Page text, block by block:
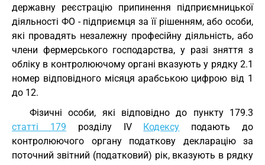
державну реєстрацію припинення підприємницької
діяльності ФО - підприємця за її рішенням, або особи,
які провадять незалежну професійну діяльність, або
члени фермерського господарства, у разі зняття з
обліку в контролюючому органі вказують у рядку 2.1
номер відповідного місяця арабською цифрою від 1
до 12.
Фізичні особи, які відповідно до пункту 179.3
статті 179 розділу IV Кодексу подають до
контролюючого органу податкову декларацію за
поточний звітний (податковий) рік, вказують в рядку